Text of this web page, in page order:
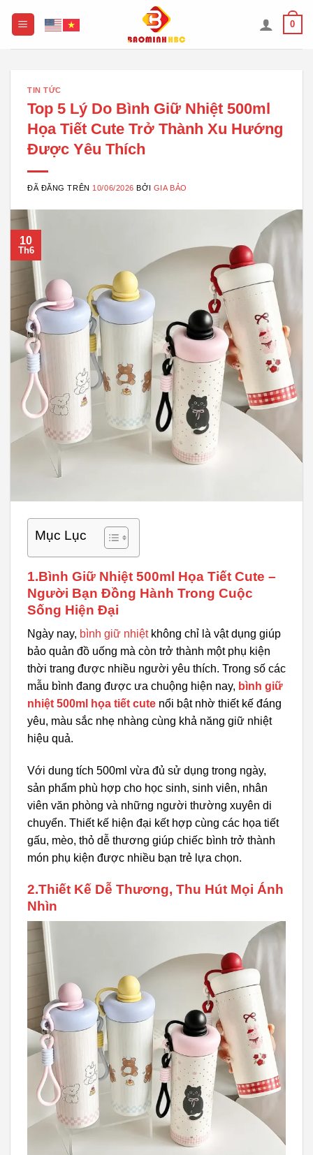
0
TIN TỨC
Top 5 Lý Do Bình Giữ Nhiệt 500ml
Họa Tiết Cute Trở Thành Xu Hướng
Được Yêu Thích
ĐÃ ĐĂNG TRÊN 10/06/2026 BỞI GIA BẢO
10
Th6
Mục Lục
1.Bình Giữ Nhiệt 500ml Họa Tiết Cute –
Người Bạn Đồng Hành Trong Cuộc
Sống Hiện Đại
Ngày nay, bình giữ nhiệtkhông chỉ là vật dụng giúp
bảo quản đồ uống mà còn trở thành một phụ kiện
thời trang được nhiều người yêu thích. Trong số các
mẫu bình đang được ưa chuộng hiện nay, bình giữ
nhiệt 500ml họa tiết cute nổi bật nhờ thiết kế đáng
yêu, màu sắc nhẹ nhàng cùng khả năng giữ nhiệt
hiệu quả.
Với dung tích 500ml vừa đủ sử dụng trong ngày,
sản phẩm phù hợp cho học sinh, sinh viên, nhân
viên văn phòng và những người thường xuyên di
chuyển. Thiết kế hiện đại kết hợp cùng các họa tiết
gấu, mèo, thỏ dễ thương giúp chiếc bình trở thành
món phụ kiện được nhiều bạn trẻ lựa chọn.
2.Thiết Kế Dễ Thương, Thu Hút Mọi Ánh
Nhìn